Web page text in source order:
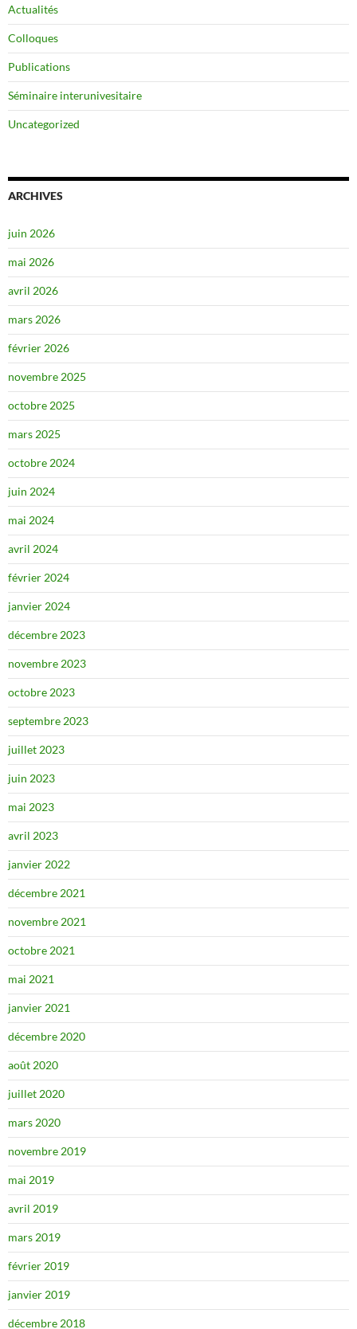
Actualités
Colloques
Publications
Séminaire interunivesitaire
Uncategorized
ARCHIVES
juin 2026
mai 2026
avril 2026
mars 2026
février 2026
novembre 2025
octobre 2025
mars 2025
octobre 2024
juin 2024
mai 2024
avril 2024
février 2024
janvier 2024
décembre 2023
novembre 2023
octobre 2023
septembre 2023
juillet 2023
juin 2023
mai 2023
avril 2023
janvier 2022
décembre 2021
novembre 2021
octobre 2021
mai 2021
janvier 2021
décembre 2020
août 2020
juillet 2020
mars 2020
novembre 2019
mai 2019
avril 2019
mars 2019
février 2019
janvier 2019
décembre 2018